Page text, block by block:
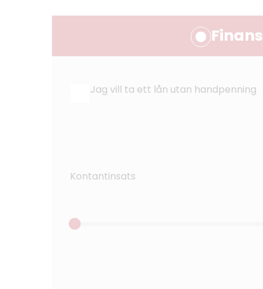
Finans
Jag vill ta ett lån utan handpenning
Kontantinsats